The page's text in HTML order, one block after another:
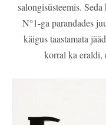
salongisüsteemis.
N°1-ga parandades
käigus taastamata
korral ka eraldi,